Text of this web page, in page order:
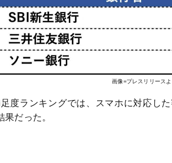
画像=プレスリリースよ
度ランキングでは、スマホに対応し
だった。